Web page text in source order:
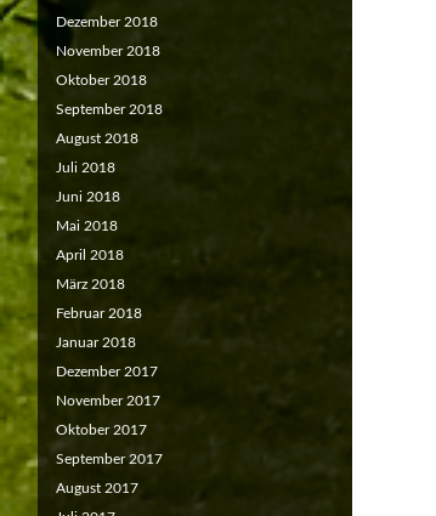
Dezember 2018
November 2018
Oktober 2018
September 2018
August 2018
Juli 2018
Juni 2018
Mai 2018
April 2018
März 2018
Februar 2018
Januar 2018
Dezember 2017
November 2017
Oktober 2017
September 2017
August 2017